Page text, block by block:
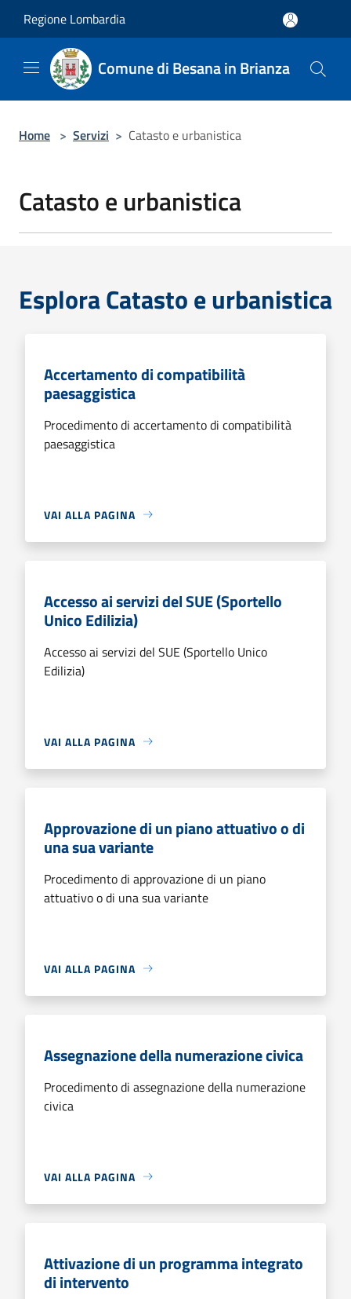
Regione Lombardia
Comune di Besana in Brianza
Home > Servizi > Catasto e urbanistica
Catasto e urbanistica
Esplora Catasto e urbanistica
Accertamento di compatibilità
paesaggistica
Procedimento di accertamento di compatibilità
paesaggistica
VAI ALLA PAGINA
Accesso ai servizi del SUE (Sportello
Unico Edilizia)
Accesso ai servizi del SUE (Sportello Unico
Edilizia)
VAI ALLA PAGINA
Approvazione di un piano attuativo o di
una sua variante
Procedimento di approvazione di un piano
attuativo o di una sua variante
VAI ALLA PAGINA
Assegnazione della numerazione civica
Procedimento di assegnazione della numerazione
civica
VAI ALLA PAGINA
Attivazione di un programma integrato
di intervento